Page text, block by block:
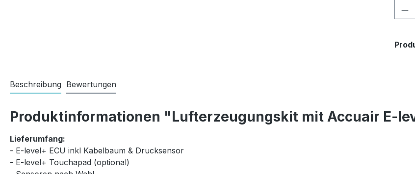
Beschreibung Bewertungen
Produktinformationen "Lufterzeugungskit mit Accuair E-
Lieferumfang:
- E-level+ ECU inkl Kabelbaum & Drucksensor
- E-level+ Touchapad (optional)